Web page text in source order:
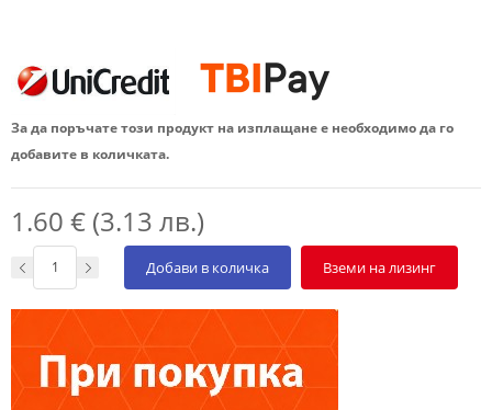
За да поръчате този продукт на изплащане е необходимо да го
добавите в количката.
1.60 € (3.13 лв.)
Добави в количка Вземи на лизинг